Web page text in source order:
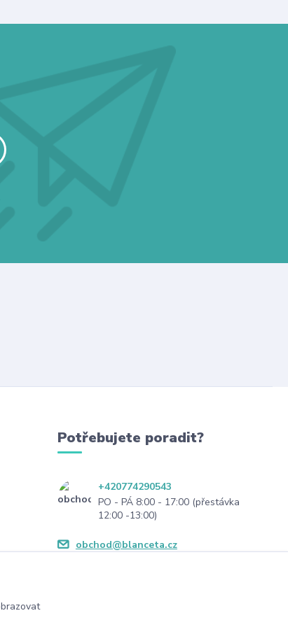
Potřebujete poradit?
+420774290543
PO - PÁ 8:00 - 17:00 (přestávka
12:00 -13:00)
obchod@blanceta.cz